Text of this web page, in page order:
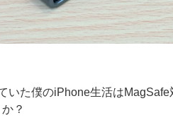
いた僕のiPhone生活は
？